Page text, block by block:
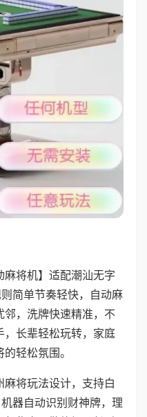
麻将机】适配潮汕无字
简单节奏轻快，自动麻
，洗牌快速精准，不
，长辈轻松玩转，家庭
轻松氛围。
将玩法设计，支持白
器自动识别财神牌，理